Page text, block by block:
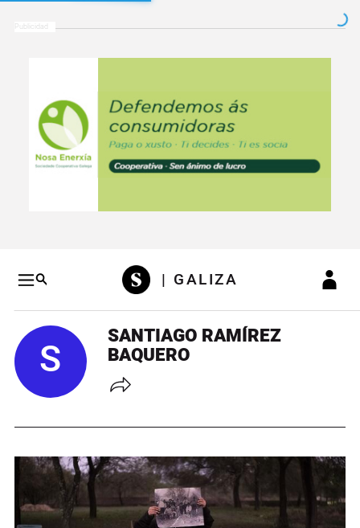
Salto a contenidoSalto a navegación
| GALIZA
S SANTIAGO RAMÍREZ
BAQUERO